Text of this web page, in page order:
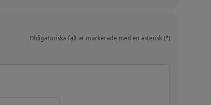
Obligatoriska fält är markerade med en asterisk (*)